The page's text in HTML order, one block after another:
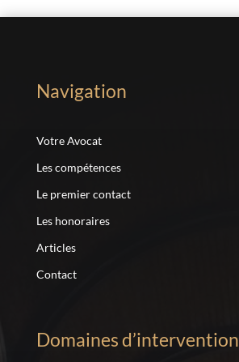
Navigation
Votre Avocat
Les compétences
Le premier contact
Les honoraires
Articles
Contact
Domaines d’intervention